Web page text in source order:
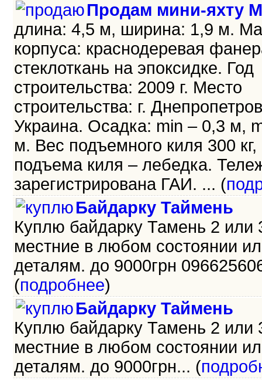
Продам мини-яхту
длина: 4,5 м, ширина: 1,9 м.
корпуса: краснодеревая
стеклоткань на эпоксидке. Год
строительства: 2009 г. Место
строительства: г.
Украина. Осадка: min – 0,3 м,
м. Вес подъемного киля 300
подъема киля – лебедка.
зарегистрирована ГАИ. ... (
Байдарку Таймень
Куплю байдарку Тамень 2 или
местние в любом состоянии
деталям. до 9000грн
(подробнее)
Байдарку Таймень
Куплю байдарку Тамень 2 или
местние в любом состоянии
деталям. до 9000грн... (